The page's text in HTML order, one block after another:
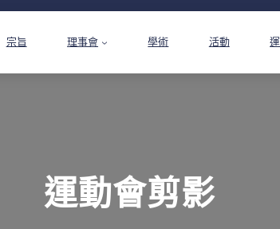
宗旨 理事會 學術 活動
運動會剪影